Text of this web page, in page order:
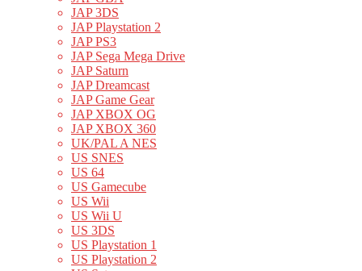
JAP 3DS
JAP Playstation 2
JAP PS3
JAP Sega Mega Drive
JAP Saturn
JAP Dreamcast
JAP Game Gear
JAP XBOX OG
JAP XBOX 360
UK/PAL A NES
US SNES
US 64
US Gamecube
US Wii
US Wii U
US 3DS
US Playstation 1
US Playstation 2